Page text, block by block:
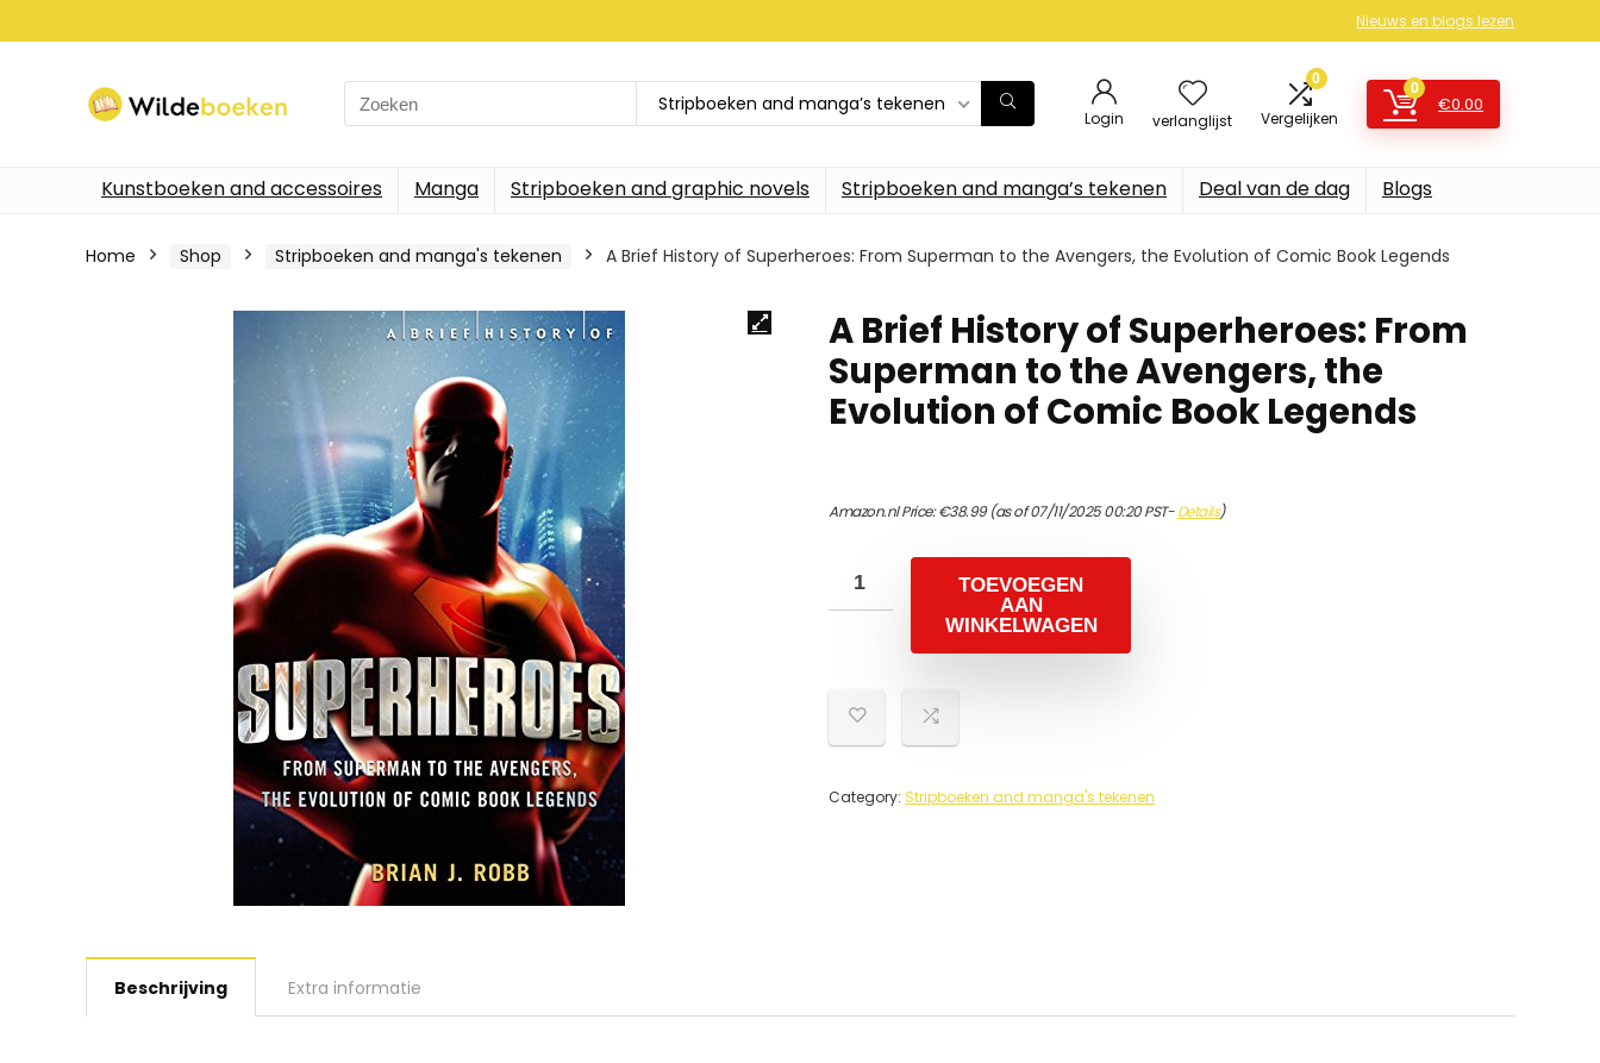
Nieuws en blogs lezen
Search
for:
Stripboeken and manga’s tekenen
Login verlanglijst
0
Vergelijken
0
€0.00
Kunstboeken and accessoires Manga Stripboeken and graphic novels Stripboeken and manga’s tekenen Deal van de dag Blogs
Home Shop Stripboeken and manga's tekenen A Brief History of Superheroes: From Superman to the Avengers, the Evolution of Comic Book Legends
A Brief History of Superheroes: From
Superman to the Avengers, the
Evolution of Comic Book Legends
Amazon.nl Price:€38.99(as of 07/11/2025 00:20 PST-Details)
TOEVOEGEN
AAN
WINKELWAGEN
Category: Stripboeken and manga's tekenen
Beschrijving Extra informatie